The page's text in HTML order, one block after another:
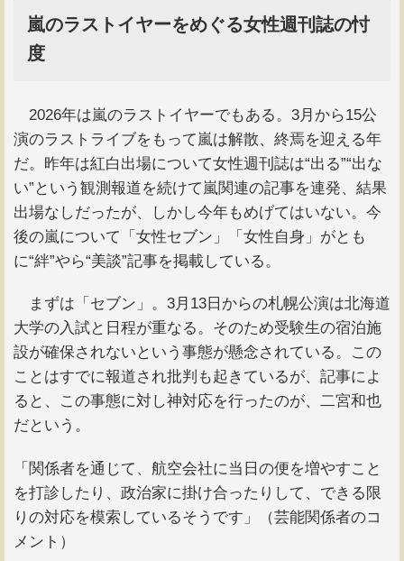
嵐のラストイヤーをめぐる女性週刊誌の忖
度
2026年は嵐のラストイヤーでもある。3月から15公
演のラストライブをもって嵐は解散、終焉を迎える年
だ。昨年は紅白出場について女性週刊誌は“出る”“出な
い”という観測報道を続けて嵐関連の記事を連発、結果
出場なしだったが、しかし今年もめげてはいない。今
後の嵐について「女性セブン」「女性自身」がとも
に“絆”やら“美談”記事を掲載している。
まずは「セブン」。3月13日からの札幌公演は北海道
大学の入試と日程が重なる。そのため受験生の宿泊施
設が確保されないという事態が懸念されている。この
ことはすでに報道され批判も起きているが、記事によ
ると、この事態に対し神対応を行ったのが、二宮和也
だという。
「関係者を通じて、航空会社に当日の便を増やすこと
を打診したり、政治家に掛け合ったりして、できる限
りの対応を模索しているそうです」（芸能関係者のコ
メント）